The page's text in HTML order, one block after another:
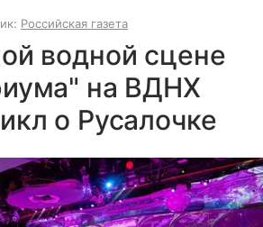
Российская газета
водной сцене
на ВДНХ
о Русалочке